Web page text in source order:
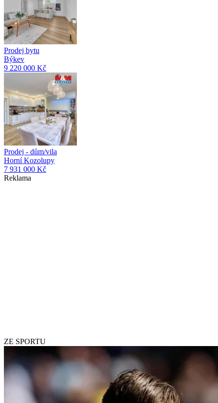
Prodej bytu
Býkev
9 220 000 Kč
Prodej - dům/vila
Horní Kozolupy
7 931 000 Kč
Reklama
ZE SPORTU